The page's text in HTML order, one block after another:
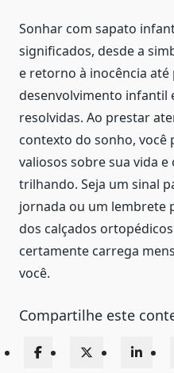
Sonhar com sapato
significados, desde a
e retorno à inocência
desenvolvimento infantil
resolvidas. Ao prestar
contexto do sonho, você
valiosos sobre sua vida
trilhando. Seja um sinal
jornada ou um lembrete
dos calçados
certamente carrega
você.
Compartilhe este